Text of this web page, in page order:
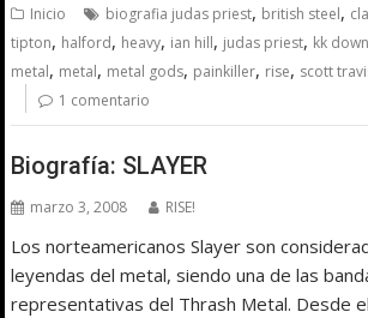
Inicio biografia judas priest, british steel,
tipton, halford, heavy, ian hill, judas priest, kk
metal, metal, metal gods, painkiller, rise, scott
1 comentario
Biografía: SLAYER
marzo 3, 2008 RISE!
Los norteamericanos Slayer son
leyendas del metal, siendo una de las
representativas del Thrash Metal. Desde